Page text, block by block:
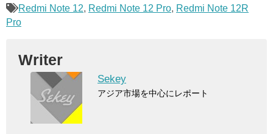
Redmi Note 12, Redmi Note 12 Pro, Redmi Note 12R
Pro
Writer
Sekey
アジア市場を中心にレポート